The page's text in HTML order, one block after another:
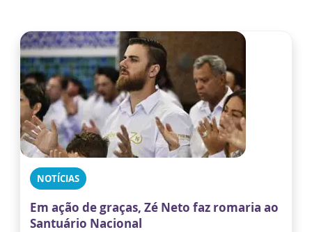
NOTÍCIAS
Em ação de graças, Zé Neto faz romaria ao
Santuário Nacional